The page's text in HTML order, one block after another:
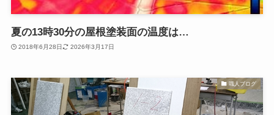
夏の13時30分の屋根塗装面の温度は…
2018年6月28日 2026年3月17日
職人ブログ